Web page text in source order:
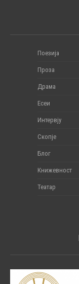
Поезија
Проза
Драма
Есеи
Интервју
Скопје
Блог
Книжевност
Театар